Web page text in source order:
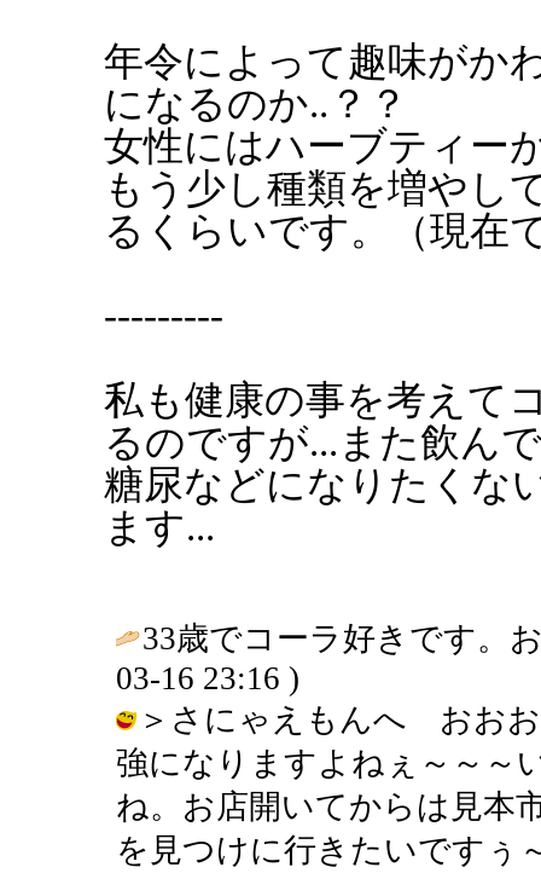
年令によって趣味がか
になるのか..？？
女性にはハーブティー
もう少し種類を増やし
るくらいです。（現在
---------
私も健康の事を考えて
るのですが...また飲ん
糖尿などになりたくな
ます...
33歳でコーラ好きです。
03-16 23:16 )
＞さにゃえもんへ おおお
強になりますよねぇ～～～
ね。お店開いてからは見本
を見つけに行きたいですぅ